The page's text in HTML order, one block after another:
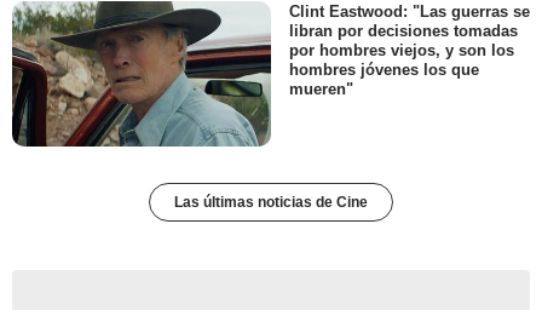
Clint Eastwood: "Las guerras se
libran por decisiones tomadas
por hombres viejos, y son los
hombres jóvenes los que
mueren"
Las últimas noticias de Cine